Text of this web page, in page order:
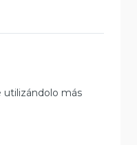
utilizándolo más